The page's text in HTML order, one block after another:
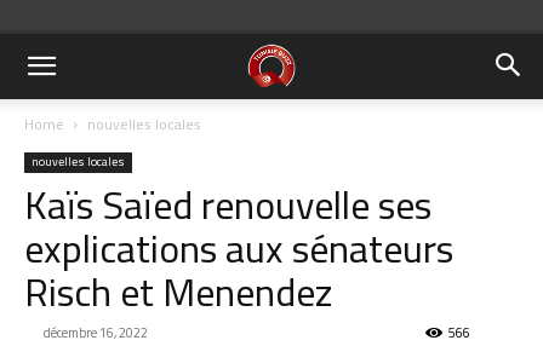
Home nouvelles locales
nouvelles locales
Kaïs Saïed renouvelle ses
explications aux sénateurs
Risch et Menendez
décembre 16, 2022 566